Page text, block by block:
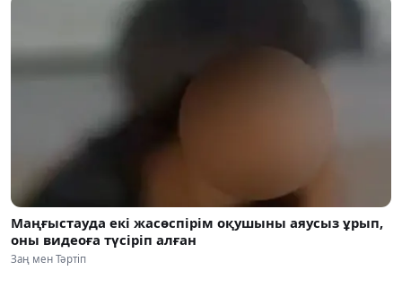
Маңғыстауда екі жасөспірім оқушыны аяусыз ұрып,
оны видеоға түсіріп алған
Заң мен Тәртіп